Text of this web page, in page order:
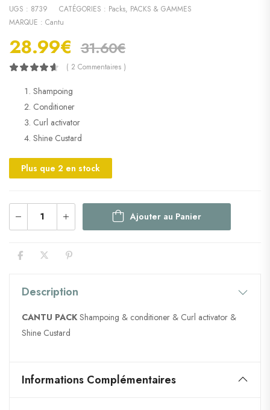
UGS : 8739 CATÉGORIES : Packs, PACKS & GAMMES
MARQUE : Cantu
28.99€ 31.60€
( 2 Commentaires )
Shampoing
Conditioner
Curl activator
Shine Custard
Plus que 2 en stock
Ajouter au Panier
Description
CANTU PACK Shampoing & conditioner & Curl activator &
Shine Custard
Informations Complémentaires